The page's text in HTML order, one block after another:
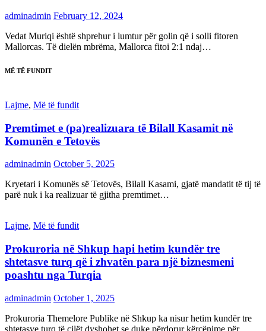
adminadmin February 12, 2024
Vedat Muriqi është shprehur i lumtur për golin që i solli fitoren
Mallorcas. Të dielën mbrëma, Mallorca fitoi 2:1 ndaj…
MË TË FUNDIT
Lajme, Më të fundit
Premtimet e (pa)realizuara të Bilall Kasamit në
Komunën e Tetovës
adminadmin October 5, 2025
Kryetari i Komunës së Tetovës, Bilall Kasami, gjatë mandatit të tij të
parë nuk i ka realizuar të gjitha premtimet…
Lajme, Më të fundit
Prokuroria në Shkup hapi hetim kundër tre
shtetasve turq që i zhvatën para një biznesmeni
poashtu nga Turqia
adminadmin October 1, 2025
Prokuroria Themelore Publike në Shkup ka nisur hetim kundër tre
shtetasve turq të cilët dyshohet se duke përdorur kërcënime për…